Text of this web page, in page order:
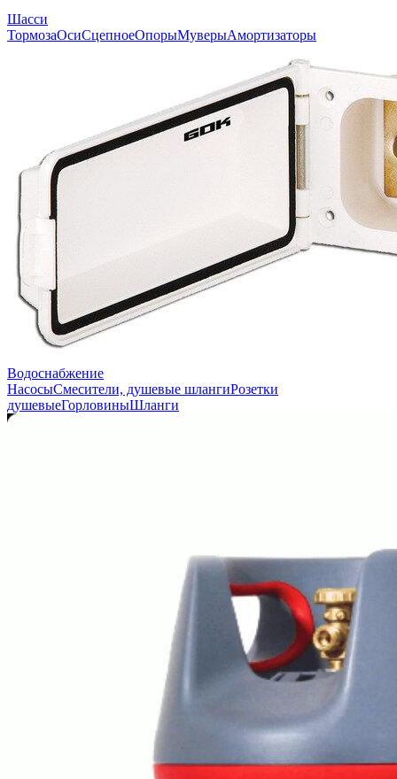
Шасси
ТормозаОсиСцепноеОпорыМуверыАмортизаторы
Водоснабжение
НасосыСмесители, душевые шлангиРозетки
душевыеГорловиныШланги